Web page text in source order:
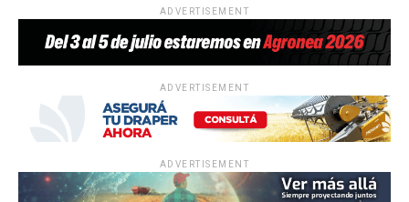
ADVERTISEMENT
ADVERTISEMENT
ADVERTISEMENT